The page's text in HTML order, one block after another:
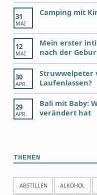
31
MAI
Camping mit
12
MAI
Mein erster
nach der
30
APR.
Struwwelpeter
Laufenlassen?
29
APR.
Bali mit Baby:
verändert hat
THEMEN
ABSTILLEN ALKOHOL